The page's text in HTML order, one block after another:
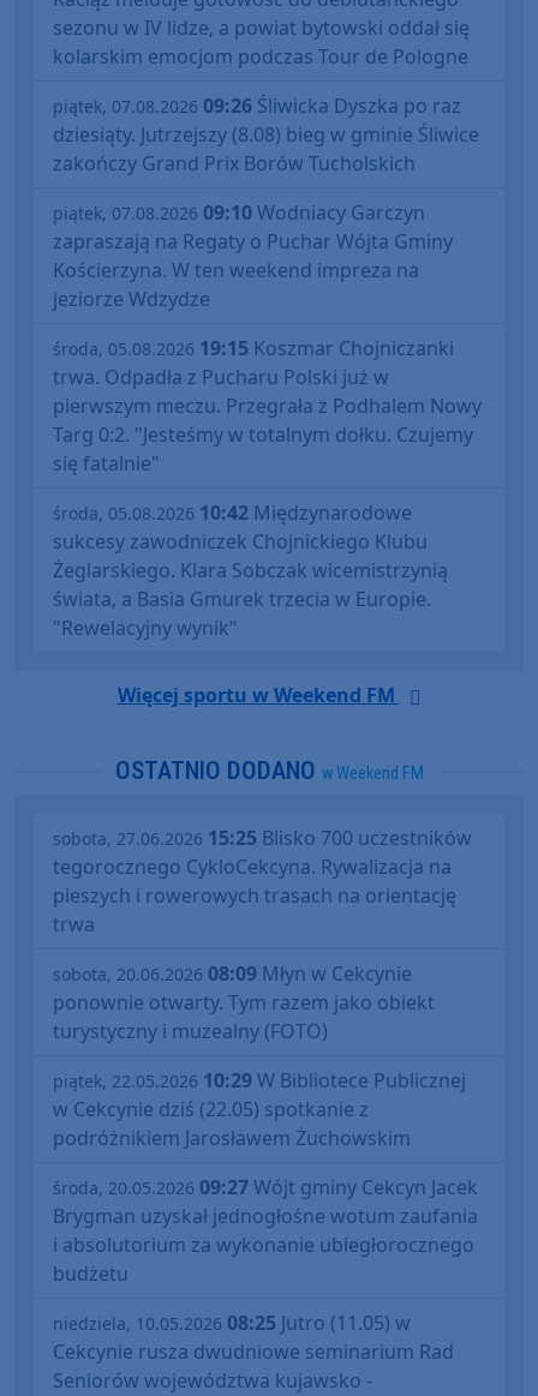
sezonu w IV lidze, a powiat bytowski oddał się
kolarskim emocjom podczas Tour de Pologne
piątek, 07.08.2026 09:26 Śliwicka Dyszka po raz
dziesiąty. Jutrzejszy (8.08) bieg w gminie Śliwice
zakończy Grand Prix Borów Tucholskich
piątek, 07.08.2026 09:10Wodniacy Garczyn
zapraszają na Regaty o Puchar Wójta Gminy
Kościerzyna. W ten weekend impreza na
jeziorze Wdzydze
środa, 05.08.2026 19:15 Koszmar Chojniczanki
trwa. Odpadła z Pucharu Polski już w
pierwszym meczu. Przegrała z Podhalem Nowy
Targ 0:2. "Jesteśmy w totalnym dołku. Czujemy
się fatalnie"
środa, 05.08.2026 10:42 Międzynarodowe
sukcesy zawodniczek Chojnickiego Klubu
Żeglarskiego. Klara Sobczak wicemistrzynią
świata, a Basia Gmurek trzecia w Europie.
"Rewelacyjny wynik"
Więcej sportu w Weekend FM
OSTATNIO DODANO w Weekend FM
sobota, 27.06.2026 15:25 Blisko 700 uczestników
tegorocznego CykloCekcyna. Rywalizacja na
pieszych i rowerowych trasach na orientację
trwa
sobota, 20.06.2026 08:09 Młyn w Cekcynie
ponownie otwarty. Tym razem jako obiekt
turystyczny i muzealny (FOTO)
piątek, 22.05.2026 10:29W Bibliotece Publicznej
w Cekcynie dziś (22.05) spotkanie z
podróżnikiem Jarosławem Żuchowskim
środa, 20.05.2026 09:27Wójt gminy Cekcyn Jacek
Brygman uzyskał jednogłośne wotum zaufania
i absolutorium za wykonanie ubiegłorocznego
budżetu
niedziela, 10.05.2026 08:25 Jutro (11.05) w
Cekcynie rusza dwudniowe seminarium Rad
Seniorów województwa kujawsko -